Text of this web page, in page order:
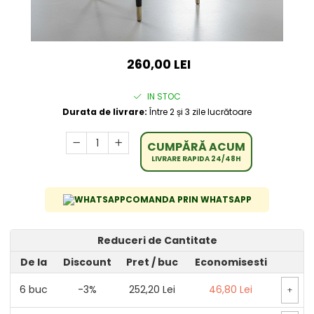
260,00 LEI
IN STOC
Durata de livrare: Între 2 și 3 zile lucrătoare
CUMPĂRĂ ACUM
LIVRARE RAPIDA 24/48H
COMANDA PRIN WHATSAPP
Reduceri de Cantitate
De la
Discount Pret / buc
Economisesti
6 buc -3% 252,20 Lei 46,80 Lei +